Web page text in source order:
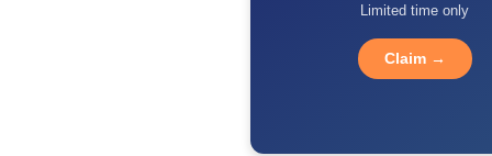
Limited time only
Claim →